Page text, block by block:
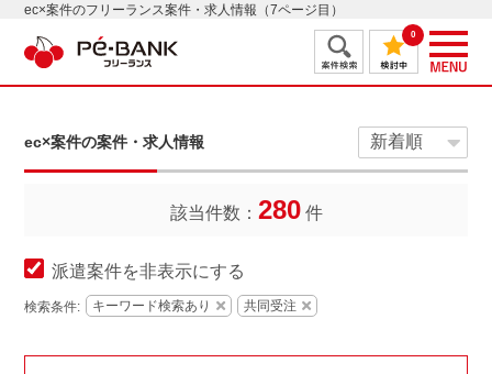
ec×案件のフリーランス案件・求人情報（7ページ目）
0
ec×案件の案件・求人情報
該当件数： 280件
派遣案件を非表示にする
検索条件: キーワード検索あり 共同受注